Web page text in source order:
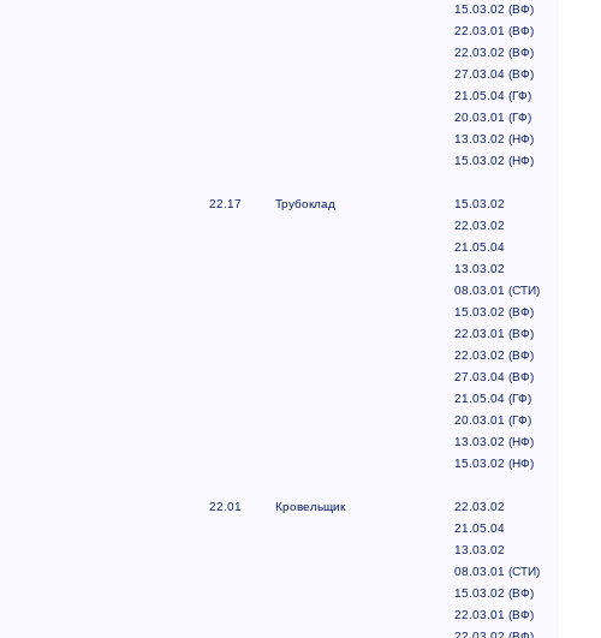
15.03.02 (ВФ)
22.03.01 (ВФ)
22.03.02 (ВФ)
27.03.04 (ВФ)
21.05.04 (ГФ)
20.03.01 (ГФ)
13.03.02 (НФ)
15.03.02 (НФ)
22.17 Трубоклад
15.03.02
22.03.02
21.05.04
13.03.02
08.03.01 (СТИ)
15.03.02 (ВФ)
22.03.01 (ВФ)
22.03.02 (ВФ)
27.03.04 (ВФ)
21.05.04 (ГФ)
20.03.01 (ГФ)
13.03.02 (НФ)
15.03.02 (НФ)
22.01 Кровельщик
22.03.02
21.05.04
13.03.02
08.03.01 (СТИ)
15.03.02 (ВФ)
22.03.01 (ВФ)